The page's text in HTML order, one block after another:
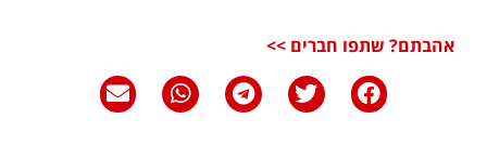
אהבתם? שתפו חברים >>